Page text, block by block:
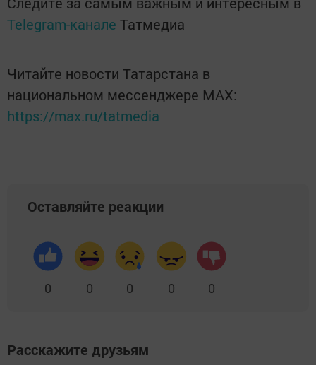
Telegram-канале Татмедиа
Читайте новости Татарстана в
национальном мессенджере MАХ:
https://max.ru/tatmedia
Оставляйте реакции
0 0 0 0 0
Расскажите друзьям